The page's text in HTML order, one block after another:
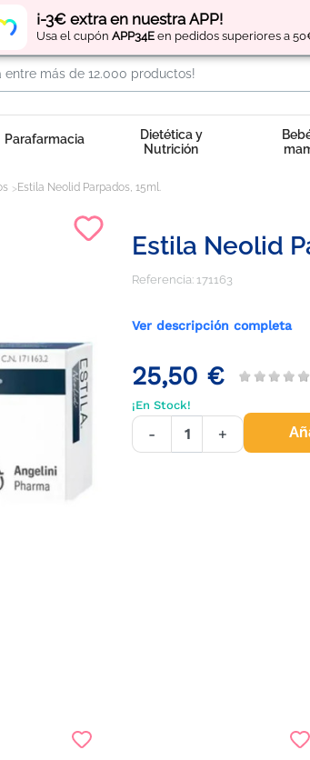
¡-3€ extra en nuestra APP!
Usa el cupón APP34E en pedidos superiores a
Regístratey obtén
Parafarmacia
Dietética y
Nutrición
Estila Neolid Parpados, 15ml.
Estila Neolid
Referencia: 171163
Ver descripción completa
25,50 €
¡En Stock!
- +